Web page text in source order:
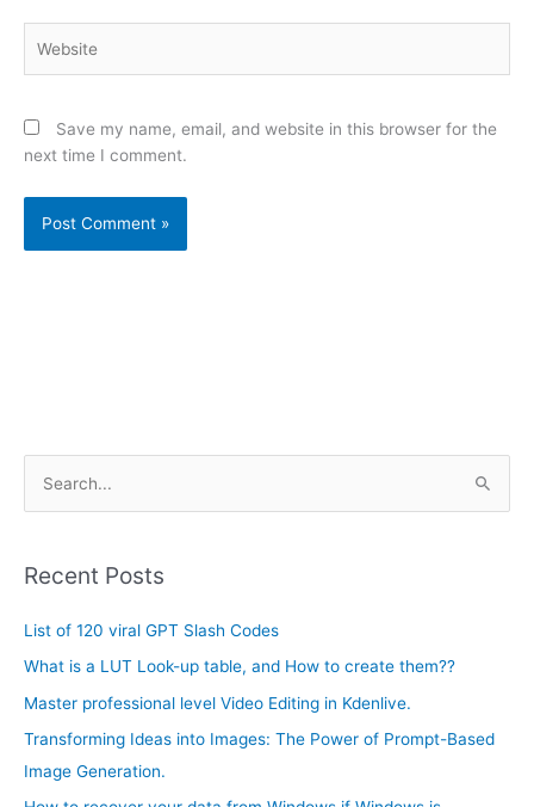
Save my name, email, and website in this browser for the
next time I comment.
r
o
r
:
Recent Posts
List of 120 viral GPT Slash Codes
What is a LUT Look-up table, and How to create them??
Master professional level Video Editing in Kdenlive.
Transforming Ideas into Images: The Power of Prompt-Based
Image Generation.
h
v
e
s